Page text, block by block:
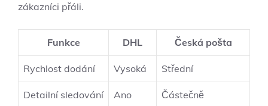
zákazníci přáli.
Funkce DHL Česká pošta
Rychlost dodání Vysoká Střední
Detailní sledování Ano Částečně